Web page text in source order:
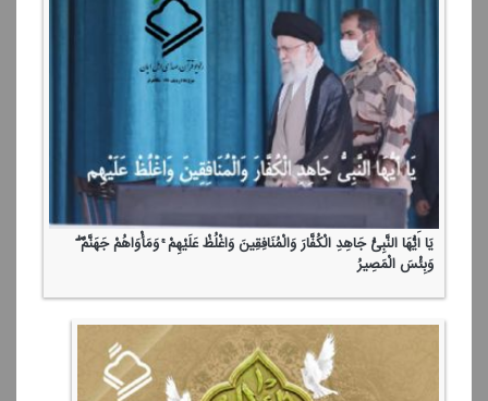
یَا أَیُّهَا النَّبِیُّ جَاهِدِ الْكُفَّارَ وَالْمُنَافِقِینَ وَاغْلُظْ عَلَیْهِمْ ۚ وَمَأْوَاهُمْ جَهَنَّمُ ۖ
وَبِئْسَ الْمَصِیرُ